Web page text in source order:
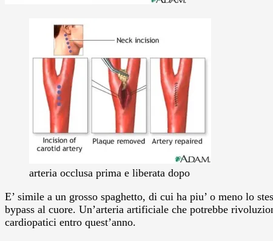
arteria occlusa prima e liberata dopo
E’ simile a un grosso spaghetto, di cui ha piu’ o meno lo
bypass al cuore. Un’arteria artificiale che potrebbe
cardiopatici entro quest’anno.